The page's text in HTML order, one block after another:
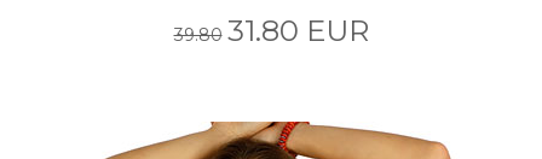
39.80 31.80 EUR